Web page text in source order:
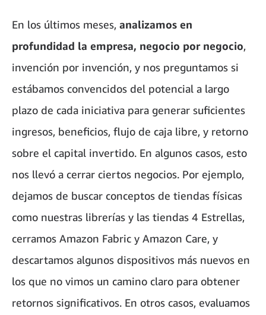
En los últimos meses, analizamos en
profundidad la empresa, negocio por negocio,
invención por invención, y nos preguntamos si
estábamos convencidos del potencial a largo
plazo de cada iniciativa para generar suficientes
ingresos, beneficios, flujo de caja libre, y retorno
sobre el capital invertido. En algunos casos, esto
nos llevó a cerrar ciertos negocios. Por ejemplo,
dejamos de buscar conceptos de tiendas físicas
como nuestras librerías y las tiendas 4 Estrellas,
cerramos Amazon Fabric y Amazon Care, y
descartamos algunos dispositivos más nuevos en
los que no vimos un camino claro para obtener
retornos significativos. En otros casos, evaluamos